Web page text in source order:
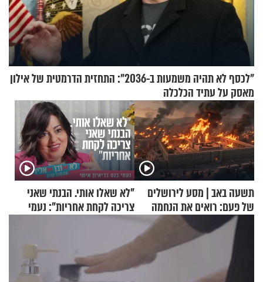
"לכסף לא תהיה משמעות ב-2036": התחזית הדרמטית של אילון
מאסק על עתיד הכלכלה
תשעה באב | מסע לירושלים
של פעם: רואים את הנחמה
"לא שאלו אותי. הבנתי שאני
צריכה לקחת אחריות": נעמי
בנט בריאיון אישי